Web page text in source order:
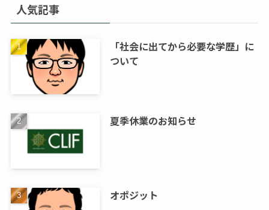
人気記事
「社会に出てから必要な学歴」に
ついて
夏季休業のお知らせ
オポジット